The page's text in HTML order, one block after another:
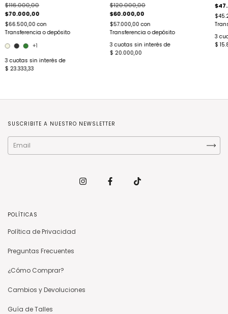
$116.000,00
$70.000,00
$66.500,00con
Transferencia o depósito
+1
3 cuotas sin interés de
$ 23.333,33
$120.000,00
$60.000,00
$57.000,00con
Transferencia o depósito
3 cuotas sin interés de
$ 20.000,00
3
$
SUSCRIBITE A NUESTRO NEWSLETTER
POLÍTICAS
Política de Privacidad
Preguntas Frecuentes
¿Cómo Comprar?
Cambios y Devoluciones
Guía de Talles